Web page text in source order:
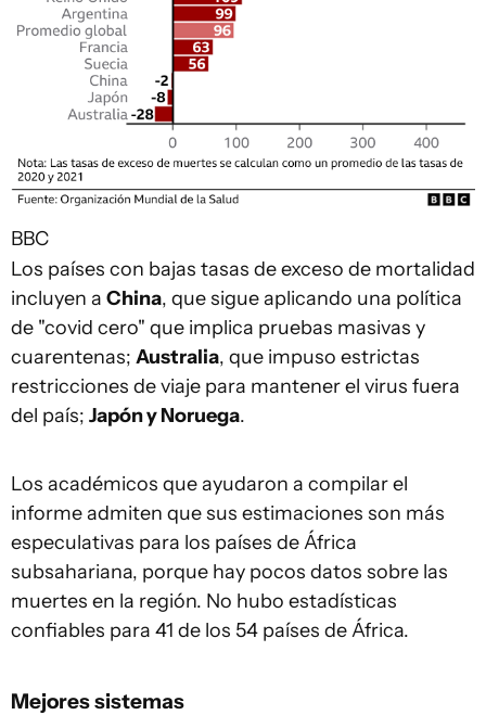
BBC
Los países con bajas tasas de exceso de mortalidad
incluyen a China, que sigue aplicando una política
de "covid cero" que implica pruebas masivas y
cuarentenas; Australia, que impuso estrictas
restricciones de viaje para mantener el virus fuera
del país; Japón y Noruega.
Los académicos que ayudaron a compilar el
informe admiten que sus estimaciones son más
especulativas para los países de África
subsahariana, porque hay pocos datos sobre las
muertes en la región. No hubo estadísticas
confiables para 41 de los 54 países de África.
Mejores sistemas